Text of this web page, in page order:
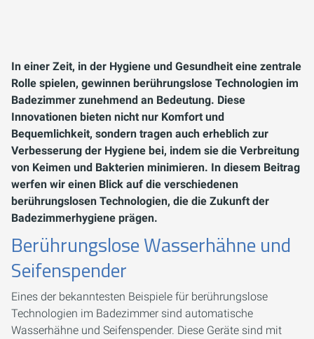
In einer Zeit, in der Hygiene und Gesundheit eine zentrale
Rolle spielen, gewinnen berührungslose Technologien im
Badezimmer zunehmend an Bedeutung. Diese
Innovationen bieten nicht nur Komfort und
Bequemlichkeit, sondern tragen auch erheblich zur
Verbesserung der Hygiene bei, indem sie die Verbreitung
von Keimen und Bakterien minimieren. In diesem Beitrag
werfen wir einen Blick auf die verschiedenen
berührungslosen Technologien, die die Zukunft der
Badezimmerhygiene prägen.
Berührungslose Wasserhähne und
Seifenspender
Eines der bekanntesten Beispiele für berührungslose
Technologien im Badezimmer sind automatische
Wasserhähne und Seifenspender. Diese Geräte sind mit